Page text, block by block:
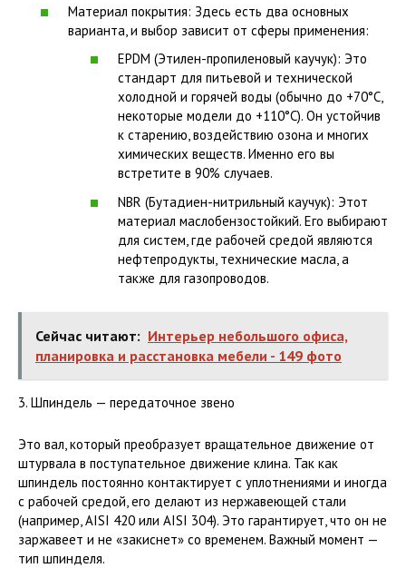
Материал покрытия: Здесь есть два основных
варианта, и выбор зависит от сферы применения:
EPDM (Этилен-пропиленовый каучук): Это
стандарт для питьевой и технической
холодной и горячей воды (обычно до +70°C,
некоторые модели до +110°C). Он устойчив
к старению, воздействию озона и многих
химических веществ. Именно его вы
встретите в 90% случаев.
NBR (Бутадиен-нитрильный каучук): Этот
материал маслобензостойкий. Его выбирают
для систем, где рабочей средой являются
нефтепродукты, технические масла, а
также для газопроводов.
Сейчас читают: Интерьер небольшого офиса,
планировка и расстановка мебели - 149 фото
3. Шпиндель — передаточное звено
Это вал, который преобразует вращательное движение от
штурвала в поступательное движение клина. Так как
шпиндель постоянно контактирует с уплотнениями и иногда
с рабочей средой, его делают из нержавеющей стали
(например, AISI 420 или AISI 304). Это гарантирует, что он не
заржавеет и не «закиснет» со временем. Важный момент —
тип шпинделя.